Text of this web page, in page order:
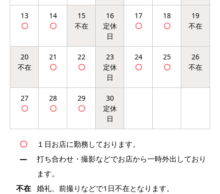
13 14 15 16 17 18 19
20 21 22 23 24 25 26
27 28 29 30
〇
１日お店に勤務しております。
―
打ち合わせ・撮影などでお店から一時外出しており
ます。
不在
婚礼、前撮りなどで1日不在となります。